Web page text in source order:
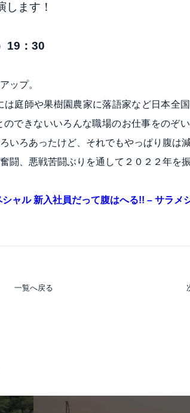
します！
19：30
ップ。
は庭師や果樹園農家に落語家など日本全
できないいろんな職場のお仕事をのぞ
いろあったけど、それでもやっぱり腹は
闘、悪戦苦闘ぶりを通して２０２２年を振
ャル 新入社員だって腹はへる!! – サラメ
一覧へ戻る